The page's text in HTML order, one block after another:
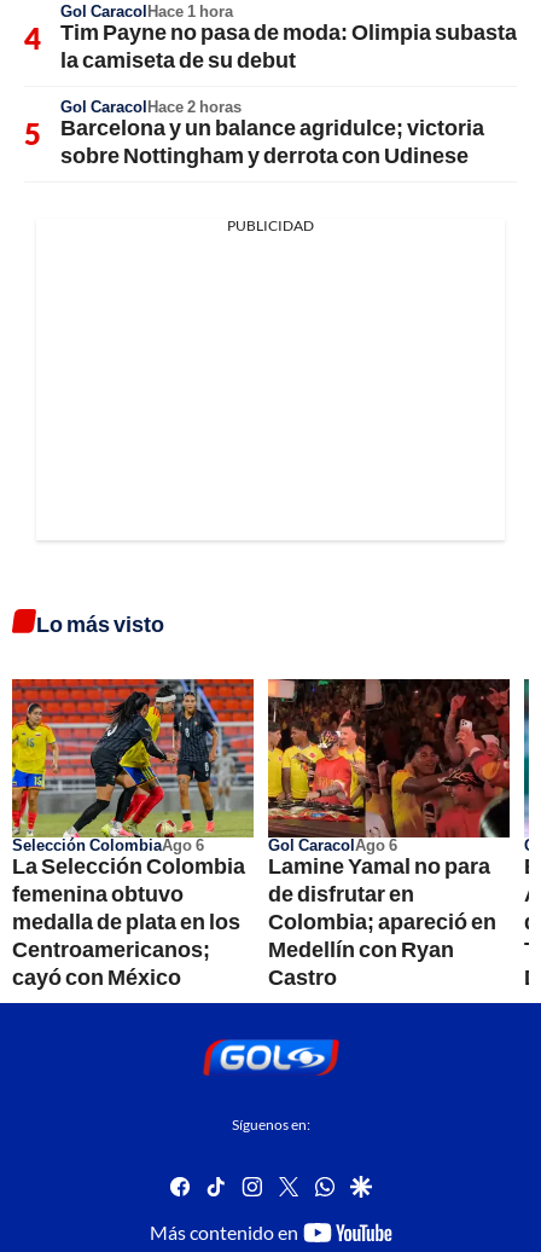
Gol CaracolHace 1 hora
Tim Payne no pasa de moda: Olimpia subasta
la camiseta de su debut
Gol CaracolHace 2 horas
Barcelona y un balance agridulce; victoria
sobre Nottingham y derrota con Udinese
PUBLICIDAD
Lo más visto
Selección ColombiaAgo 6
La Selección Colombia
femenina obtuvo
medalla de plata en los
Centroamericanos;
cayó con México
Gol CaracolAgo 6
Lamine Yamal no para
de disfrutar en
Colombia; apareció en
Medellín con Ryan
Castro
Síguenos en:
facebook
tiktok instagram
twitterwhatsapp
google
Más contenido en
youtube-